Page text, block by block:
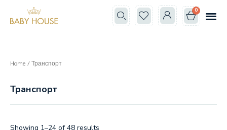
0
Home / Транспорт
Транспорт
Showing 1–24 of 48 results